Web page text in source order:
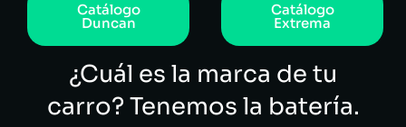
Catálogo
Duncan
Catálogo
Extrema
¿Cuál es la marca de tu
carro? Tenemos la batería.